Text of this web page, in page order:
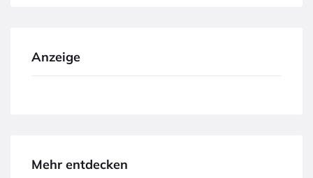
Anzeige
Mehr entdecken